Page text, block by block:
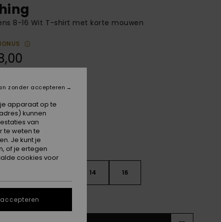
8-16 Wit T-shirt met korte mouwen
White
14 16
maattabel
apparaat op te
kunnen
van
te weten te
Je kunt je
of je ertegen
cookies voor
zonder accepteren